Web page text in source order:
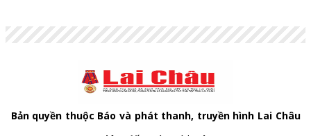
Bản quyền thuộc Báo và phát thanh, truyền hình Lai Châu